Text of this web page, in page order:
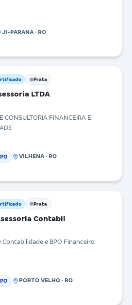
JI-PARANA · RO
Prata
LTDA
CONSULTORIA FINANCEIRA E
VILHENA · RO
Prata
Contabil
Contabilidade e BPO Financeiro
PORTO VELHO · RO